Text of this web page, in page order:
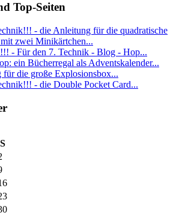
Top-Seiten
- die Anleitung für die quadratische
zwei Minikärtchen...
- Für den 7. Technik - Blog - Hop...
ein Bücherregal als Adventskalender...
die große Explosionsbox...
- die Double Pocket Card...
S